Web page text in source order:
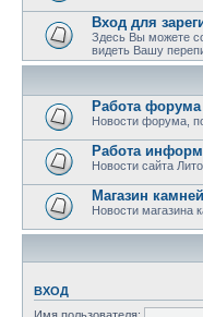
Вход для
Здесь Вы можете
видеть Вашу
Работа форума
Новости форума,
Работа
Новости сайта
Магазин
Новости
ВХОД